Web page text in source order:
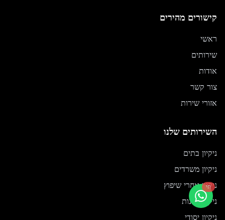
קישורים מהירים
ראשי
שירותים
אודות
צור קשר
אזורי שירות
השירותים שלנו
ניקיון בתים
ניקיון משרדים
ניקיון אחרי שיפוץ
ניקוי חלונות
ניקיון יסודי
חי